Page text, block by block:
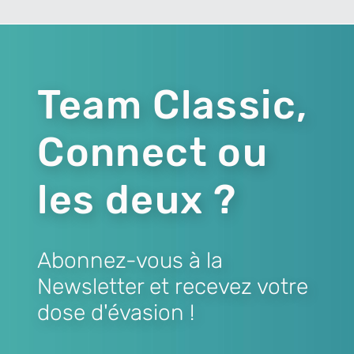
Team Classic,
Connect ou
les deux ?
Abonnez-vous à la
Newsletter et recevez votre
dose d'évasion !